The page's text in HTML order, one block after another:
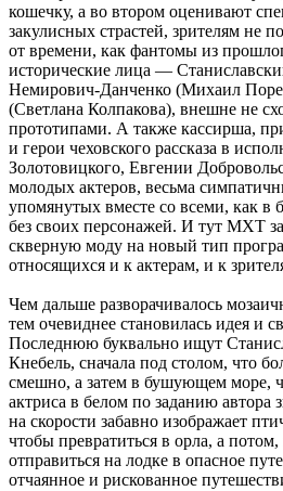
кошечку, а во втором оценивают
закулисных страстей, зрителям не
от времени, как фантомы из
исторические лица —
Немирович-Данченко (Михаил
(Светлана Колпакова), внешне не
прототипами. А также кассирша,
и герои чеховского рассказа в
Золотовицкого, Евгении
молодых актеров, весьма
упомянутых вместе со всеми, как в
без своих персонажей. И тут МХТ
скверную моду на новый тип
относящихся и к актерам, и к
Чем дальше разворачивалось
тем очевиднее становилась идея и
Последнюю буквально ищут
Кнебель, сначала под столом, что
смешно, а затем в бушующем море,
актриса в белом по заданию
на скорости забавно изображает
чтобы превратиться в орла, а
отправиться на лодке в опасное
отчаянное и рискованное